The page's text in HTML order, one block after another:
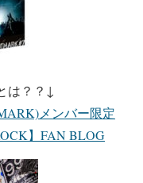
は？？ ↓
メンバー限定
】FAN BLOG